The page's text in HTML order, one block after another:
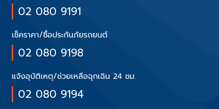
02 080 9191
เช็คราคา/ซื้อประกันภัยรถยนต์
02 080 9198
แจ้งอุบัติเหตุ/ช่วยเหลือฉุกเฉิน 24 ชม.
02 080 9194